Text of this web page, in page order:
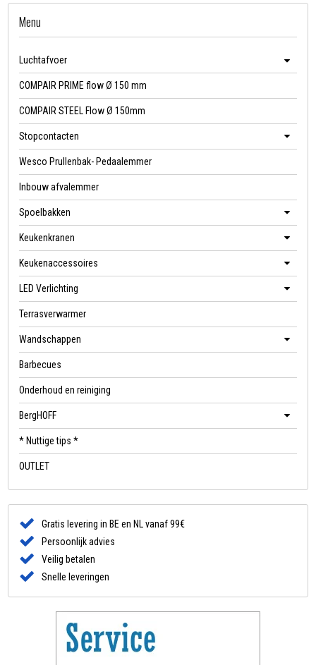
Menu
Luchtafvoer
COMPAIR PRIME flow Ø 150 mm
COMPAIR STEEL Flow Ø 150mm
Stopcontacten
Wesco Prullenbak- Pedaalemmer
Inbouw afvalemmer
Spoelbakken
Keukenkranen
Keukenaccessoires
LED Verlichting
Terrasverwarmer
Wandschappen
Barbecues
Onderhoud en reiniging
BergHOFF
* Nuttige tips *
OUTLET
Gratis levering in BE en NL vanaf 99€
Persoonlijk advies
Veilig betalen
Snelle leveringen